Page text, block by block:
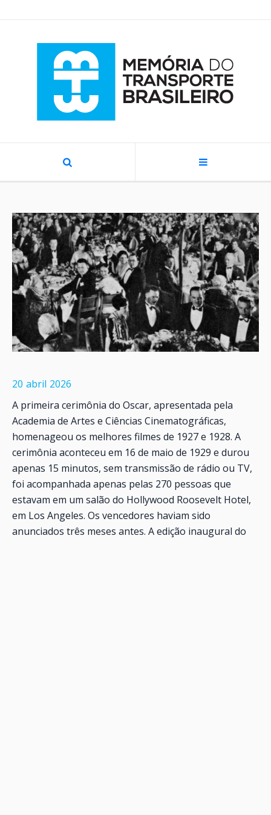
20 abril 2026
A primeira cerimônia do Oscar, apresentada pela
Academia de Artes e Ciências Cinematográficas,
homenageou os melhores filmes de 1927 e 1928. A
cerimônia aconteceu em 16 de maio de 1929 e durou
apenas 15 minutos, sem transmissão de rádio ou TV,
foi acompanhada apenas pelas 270 pessoas que
estavam em um salão do Hollywood Roosevelt Hotel,
em Los Angeles. Os vencedores haviam sido
anunciados três meses antes. A edição inaugural do